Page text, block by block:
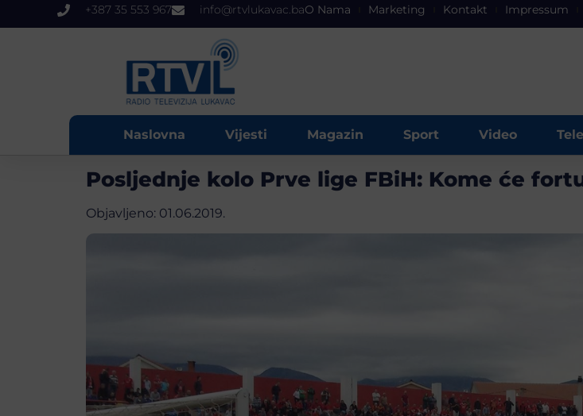
+387 35 553 967 info@rtvlukavac.baO Nama Marketing Kontakt Impressum
Naslovna Vijesti Magazin Sport Video
Posljednje kolo Prve lige FBiH: Kome će
Objavljeno: 01.06.2019.